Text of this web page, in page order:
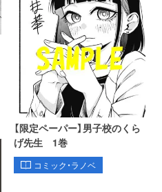
【限定ペーパー】男子校のくら
げ先生 1巻
コミック・ラノベ